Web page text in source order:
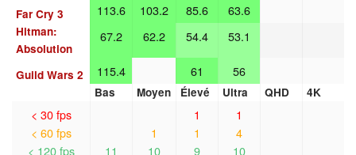
Far Cry 3 113.6 103.2 85.6 63.6
Hitman:
Absolution
67.2 62.2 54.4 53.1
Guild Wars 2 115.4 61 56
Bas Moyen Élevé Ultra QHD 4K
< 30 fps
< 60 fps
< 120 fps
11
1
10
1
1
9
1
4
10